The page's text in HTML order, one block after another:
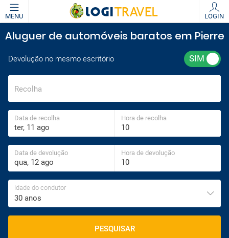
MENU LOGIN
Aluguer de automóveis baratos em Pierre
Devolução no mesmo escritório
Recolha
Data de recolha Hora de recolha
Data de devolução Hora de devolução
Idade do condutor
30 anos
PESQUISAR